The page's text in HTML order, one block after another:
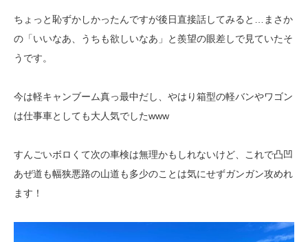
ちょっと恥ずかしかったんですが後日直接話してみると…まさか
の「いいなあ、うちも欲しいなあ」と羨望の眼差しで見ていたそ
うです。
今は軽キャンブーム真っ最中だし、やはり箱型の軽バンやワゴン
は仕事車としても大人気でしたwww
すんごいボロくて次の車検は無理かもしれないけど、これで凸凹
あぜ道も幅狭悪路の山道も多少のことは気にせずガンガン攻めれ
ます！